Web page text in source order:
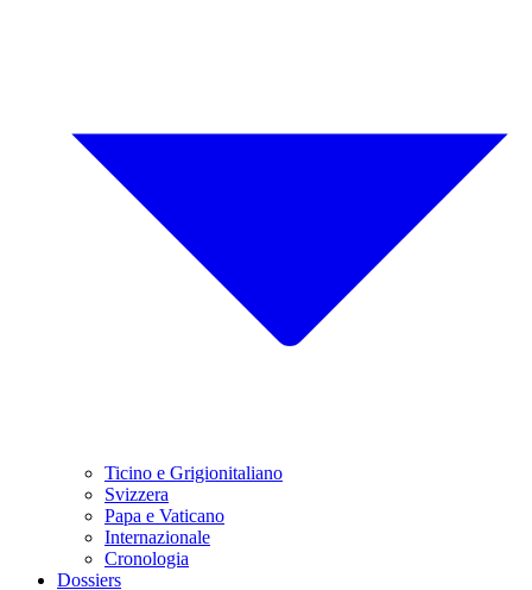
Ticino e Grigionitaliano
Svizzera
Papa e Vaticano
Internazionale
Cronologia
Dossiers